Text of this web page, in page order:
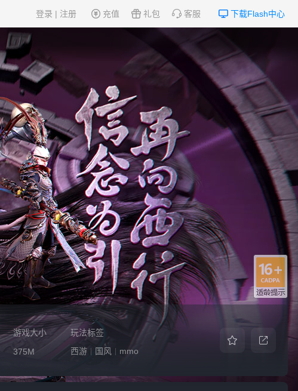
下载Flash中心
客服
礼包
充值
登录 | 注册
游戏大小
375M
玩法标签
西游
国风 mmo